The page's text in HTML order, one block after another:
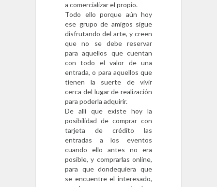
a comercializar el propio.
Todo ello porque aún hoy
ese grupo de amigos sigue
disfrutando del arte, y creen
que no se debe reservar
para aquellos que cuentan
con todo el valor de una
entrada, o para aquellos que
tienen la suerte de vivir
cerca del lugar de realización
para poderla adquirir.
De allí que existe hoy la
posibilidad de comprar con
tarjeta de crédito las
entradas a los eventos
cuando ello antes no era
posible, y comprarlas online,
para que dondequiera que
se encuentre el interesado,